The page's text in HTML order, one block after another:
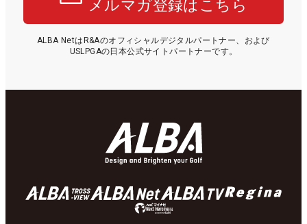
メルマガ登録はこちら
ALBA NetはR&Aのオフィシャルデジタルパートナー、および
USLPGAの日本公式サイトパートナーです。